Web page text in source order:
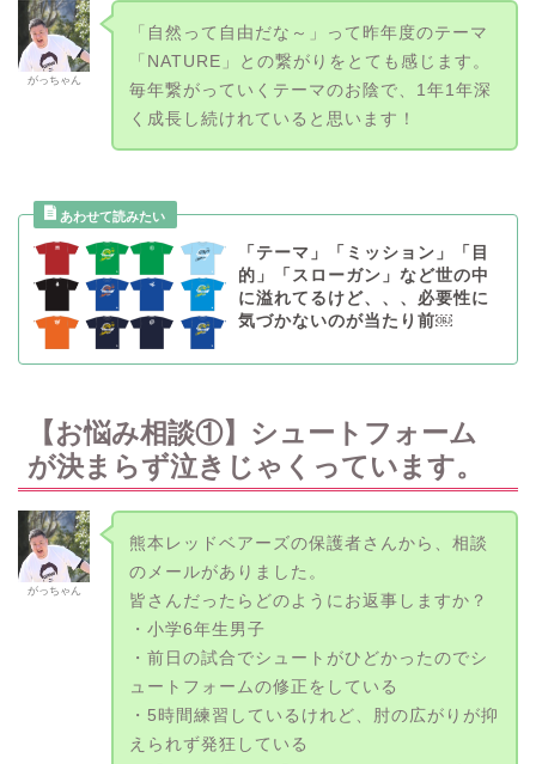
がっちゃん
「自然って自由だな～」って昨年度のテーマ
「NATURE」との繋がりをとても感じます。
毎年繋がっていくテーマのお陰で、1年1年深
く成長し続けれていると思います！
「テーマ」「ミッション」「目
的」「スローガン」など世の中
に溢れてるけど、、、必要性に
気づかないのが当たり前￼
【お悩み相談①】シュートフォーム
が決まらず泣きじゃくっています。
がっちゃん
熊本レッドベアーズの保護者さんから、相談
のメールがありました。
皆さんだったらどのようにお返事しますか？
・小学6年生男子
・前日の試合でシュートがひどかったのでシ
ュートフォームの修正をしている
・5時間練習しているけれど、肘の広がりが抑
えられず発狂している